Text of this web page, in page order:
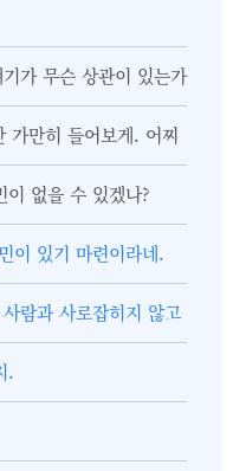
가 무슨 상관이 있는가
가만히 들어보게. 어찌
이 없을 수 있겠나?
이 있기 마련이라네.
람과 사로잡히지 않고
.